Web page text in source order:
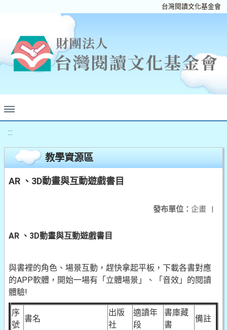
台灣閱讀文化基金會
:::
教學資源區
AR 、3D動畫與互動遊戲書目
發布單位： 企畫 |
AR 、3D動畫與互動遊戲書目
與書裡的角色、場景互動，趕快拿起平板，下載各書對應
的APP軟體，開始一場有「立體場景」、「音效」的閱讀
體驗!
序
號
書名
出版
社
適讀年
段
書庫藏
書
備註